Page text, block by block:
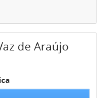
de Araújo